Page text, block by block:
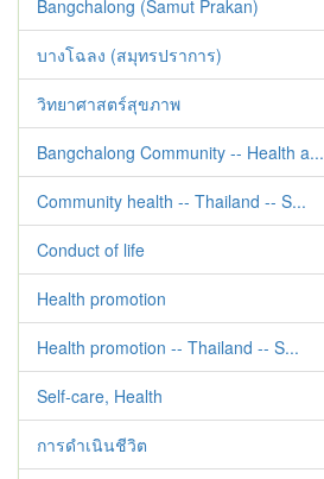
Bangchalong (Samut Prakan)
บางโฉลง (สมุทรปราการ)
วิทยาศาสตร์สุขภาพ
Bangchalong Community -- Health a...
Community health -- Thailand -- S...
Conduct of life
Health promotion
Health promotion -- Thailand -- S...
Self-care, Health
การดำเนินชีวิต